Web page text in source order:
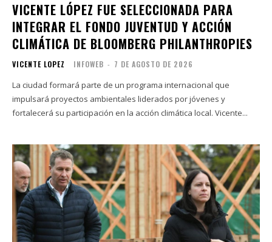
VICENTE LÓPEZ FUE SELECCIONADA PARA
INTEGRAR EL FONDO JUVENTUD Y ACCIÓN
CLIMÁTICA DE BLOOMBERG PHILANTHROPIES
VICENTE LOPEZ INFOWEB - 7 DE AGOSTO DE 2026
La ciudad formará parte de un programa internacional que
impulsará proyectos ambientales liderados por jóvenes y
fortalecerá su participación en la acción climática local. Vicente...